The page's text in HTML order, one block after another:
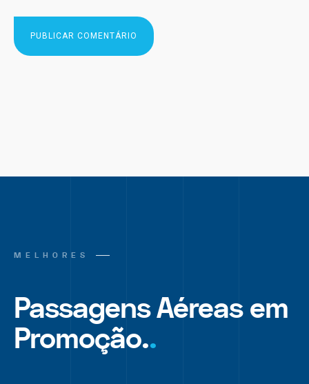
MELHORES
Passagens Aéreas em
Promoção..